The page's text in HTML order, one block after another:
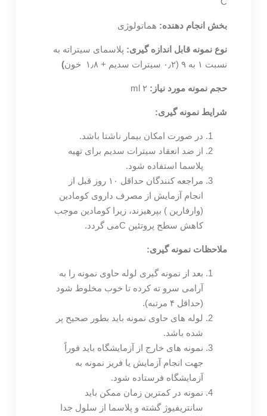
بخش انجام دهنده: هماتولوژی
نوع نمونه قابل اندازه گیری: پلاسمای سیتراته به
نسبت ۱ به ۹ (۰٫۲ سیترات سدیم + ۱٫۸ خون
)
حجم نمونه مورد نیاز: ۲ ml
شرایط نمونه گیری:
در صورت امکان بیمار ناشتا باشد.
از ضد انعقاد سیترات سدیم برای تهیه
پلاسما استفاده شود.
مراجعه کنندگان حداقل ۱۰ روز قبل از
انجام آزمایش از مصرف داروی کومادین
(وارفارین ) بپرهیزند، زیرا کومادین موجب
کاهش سطح پروتئین Cمی گردد.
ملاحظات نمونه گیری:
بعد از نمونه گیری لوله حاوی نمونه را به
آرامی سرو ته کرده تا خوب مخلوط شود
(حداقل ۴ مرتبه).
لوله های حاوی نمونه باید بطور صحیح پر
شده باشد.
نمونه های خارج از آزمایشگاه باید فوراً
جهت انجام آزمایش یا فریز نمونه به
آزمایشگاه فرستاده شود.
نمونه در کمترین زمان ممکن باید
سانتریفیوژ گشته و پلاسما از سلول جدا